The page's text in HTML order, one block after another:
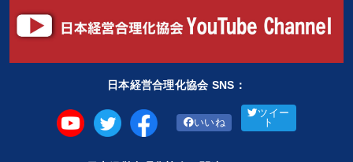
日本経営合理化協会 SNS：
いいね
ツイー
ト